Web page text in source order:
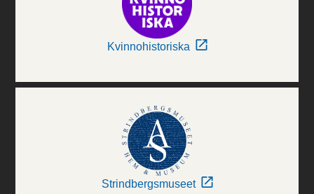
Kvinnohistoriska
Strindbergsmuseet